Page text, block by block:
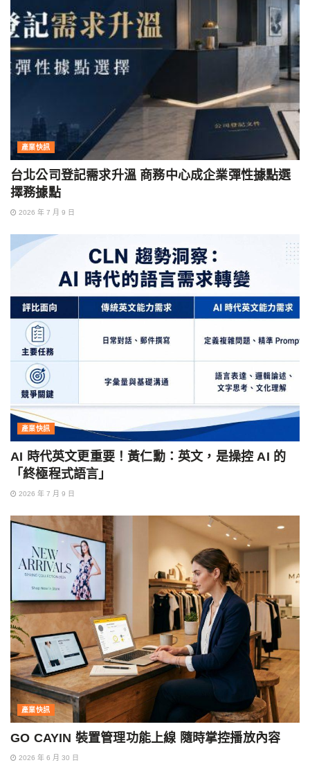
產業快訊
台北公司登記需求升溫 商務中心成企業彈性據點選
擇務據點
2026 年 7 月 9 日
產業快訊
AI 時代英文更重要！黃仁勳：英文，是操控 AI 的
「終極程式語言」
2026 年 7 月 9 日
產業快訊
GO CAYIN 裝置管理功能上線 隨時掌控播放內容
2026 年 6 月 30 日